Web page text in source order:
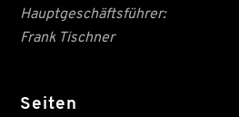
Hauptgeschäftsführer:
Frank Tischner
Seiten